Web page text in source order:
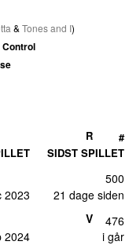
& Tones and I)
Control
SIDST SPILLET
R #
2023
21 dage siden
500
2024
i går
V 476